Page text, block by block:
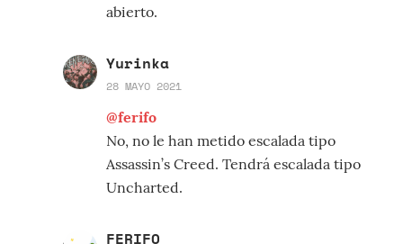
abierto.
Yurinka
28 MAYO 2021
@ferifo
No, no le han metido escalada tipo
Assassin’s Creed. Tendrá escalada tipo
Uncharted.
FERIFO